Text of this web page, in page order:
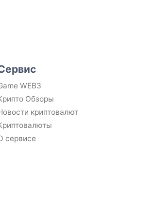
WEB3
Обзоры
криптовалют
сервисе